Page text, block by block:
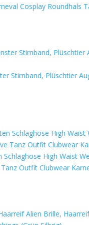
Cosplay Roundhals
Stirnband, Plüschtier
High Waist
Outfit Clubwear